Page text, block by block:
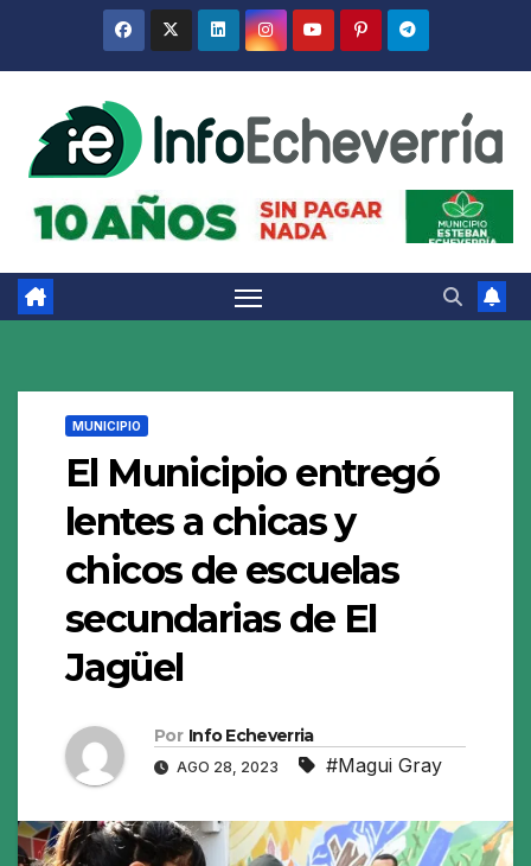
MUNICIPIO
El Municipio entregó
lentes a chicas y
chicos de escuelas
secundarias de El
Jagüel
Por Info Echeverria
AGO 28, 2023 #Magui Gray